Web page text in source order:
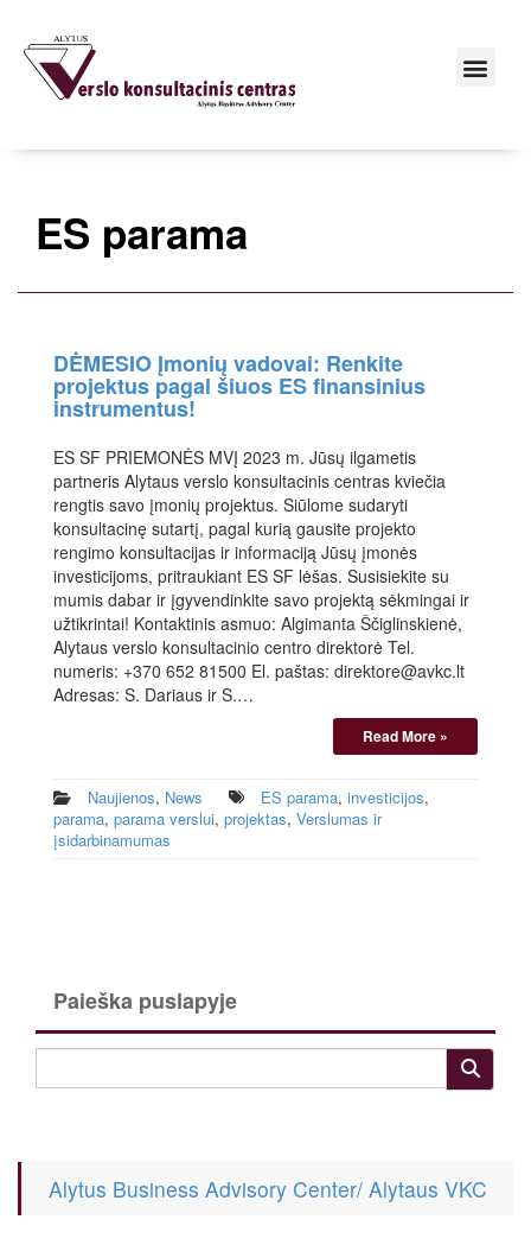
ES parama
DĖMESIO Įmonių vadovai: Renkite
projektus pagal šiuos ES finansinius
instrumentus!
ES SF PRIEMONĖS MVĮ 2023 m. Jūsų ilgametis
partneris Alytaus verslo konsultacinis centras kviečia
rengtis savo įmonių projektus. Siūlome sudaryti
konsultacinę sutartį, pagal kurią gausite projekto
rengimo konsultacijas ir informaciją Jūsų įmonės
investicijoms, pritraukiant ES SF lėšas. Susisiekite su
mumis dabar ir įgyvendinkite savo projektą sėkmingai ir
užtikrintai! Kontaktinis asmuo: Algimanta Ščiglinskienė,
Alytaus verslo konsultacinio centro direktorė Tel.
numeris: +370 652 81500 El. paštas: direktore@avkc.lt
Adresas: S. Dariaus ir S.…
Read More »
Naujienos, News ES parama, investicijos,
parama, parama verslui, projektas, Verslumas ir
įsidarbinamumas
Paieška puslapyje
Alytus Business Advisory Center/ Alytaus VKC